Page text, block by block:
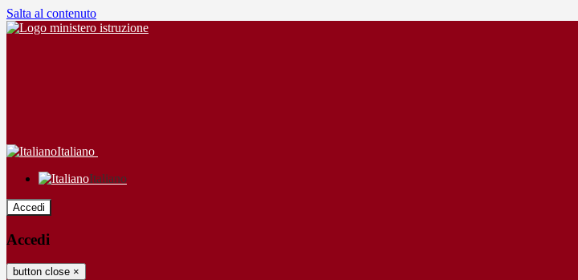
Salta al contenuto
Italiano
Italiano
Accedi
Accedi
button close ×